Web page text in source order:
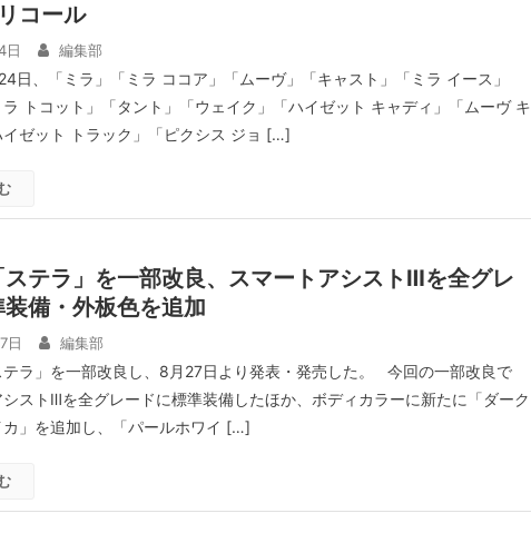
コール
日 編集部
日、「ミラ」「ミラ ココア」「ムーヴ」「キャスト」「ミラ イース」
ラ トコット」「タント」「ウェイク」「ハイゼット キャディ」「ムーヴ キ
イゼット トラック」「ピクシス ジョ […]
テラ」を一部改良、スマートアシストⅢを全グレ
備・外板色を追加
日 編集部
テラ」を一部改良し、8月27日より発表・発売した。 今回の一部改良で
ストⅢを全グレードに標準装備したほか、ボディカラーに新たに「ダーク
カ」を追加し、「パールホワイ […]